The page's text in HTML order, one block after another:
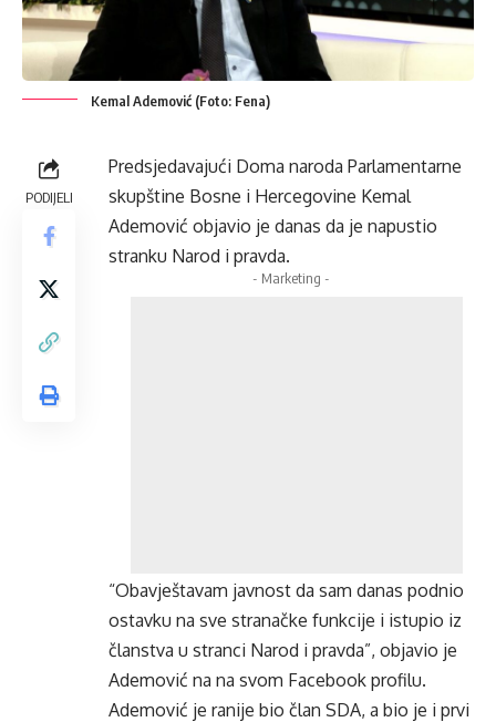
Kemal Ademović (Foto: Fena)
PODIJELI
Predsjedavajući Doma naroda Parlamentarne
skupštine Bosne i Hercegovine Kemal
Ademović objavio je danas da je napustio
stranku Narod i pravda.
- Marketing -
“Obavještavam javnost da sam danas podnio
ostavku na sve stranačke funkcije i istupio iz
članstva u stranci Narod i pravda”, objavio je
Ademović na na svom Facebook profilu.
Ademović je ranije bio član SDA, a bio je i prvi